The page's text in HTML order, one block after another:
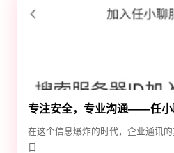
专注安全，专业沟通——任小
全守护神
在这个信息爆炸的时代，企业通讯
日...